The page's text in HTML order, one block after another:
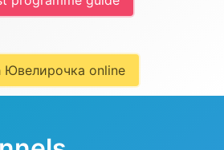
Ювелирочка online